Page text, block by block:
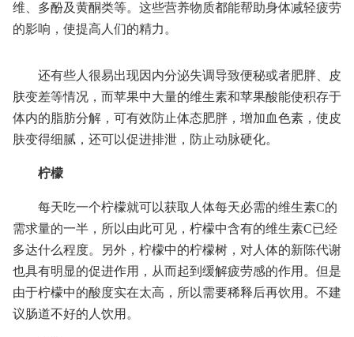
维、多酚及黄酮类等。这些营养物质都能帮助身体减轻疲劳
的影响，使提高人们的精力。
还有些人很易出现因内分泌失调导致便秘或者肥胖、皮
肤变差等情况，而苹果中大量的维生素和苹果酸能使积存于
体内的脂肪分解，可有效防止体态肥胖，增加血色素，使皮
肤变得细腻，还可以促进排泄，防止动脉硬化。
柠檬
每天吃一个柠檬就可以获取人体每天必需的维生素C的
需求量的一半，所以由此可见，柠檬中含有的维生素C已经
多达什么程度。另外，柠檬中的柠檬树，对人体的新陈代谢
也具有明显的促进作用，从而起到缓解疲劳感的作用。但是
由于柠檬中的酸度实在太高，所以需要稀释后再饮用。不建
议肠道不好的人饮用。